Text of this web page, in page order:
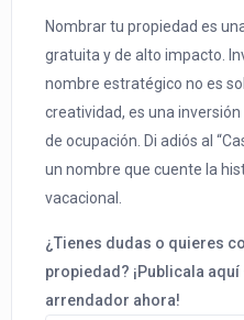
Nombrar tu propiedad es
gratuita y de alto impacto.
nombre estratégico no es
creatividad, es una
de ocupación. Di adiós al
un nombre que cuente la
vacacional.
¿Tienes dudas o quieres
propiedad? ¡Publicala
arrendador ahora!